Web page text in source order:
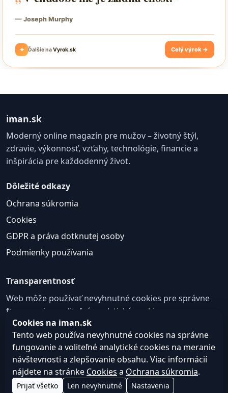
iman.sk
Moderný online magazín pre mužov – životný štýl,
zdravie, výkonnosť, vzťahy, technológie, financie a
inšpirácia pre každodenný život.
Dôležité odkazy
Ochrana súkromia
Cookies
GDPR a práva dotknutej osoby
Podmienky používania
Transparentnosť
Web môže používať nevyhnutné cookies pre správne
fungovanie a voliteľné analytické cookies na
zlepšovanie obsahu a používateľskej skúsenosti.
Nastavenie cookies
© 2026
iman.sk
Web design, tvorba webu a SEO –Consultee,
s.r.o.
Cookies na iman.sk
Tento web používa nevyhnutné cookies na správne
fungovanie a voliteľné analytické cookies na meranie
návštevnosti a zlepšovanie obsahu. Viac informácií
nájdete na stránke Cookies a Ochrana súkromia.
Prijať všetko Len nevyhnutné Nastavenia